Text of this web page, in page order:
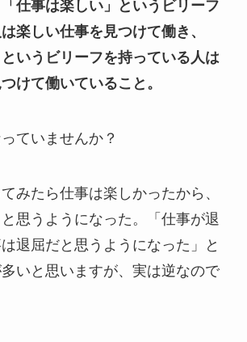
仕事は楽しい」というビリーフ
楽しい仕事を見つけて働き、
というビリーフを持っている人は
けて働いていること。
ていませんか？
みたら仕事は楽しかったから、
思うようになった。「仕事が退
退屈だと思うようになった」と
いと思いますが、実は逆なので